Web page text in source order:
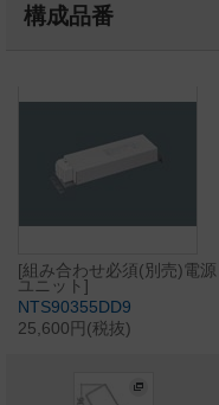
構成品番
[組み合わせ必須(別売)電源
ユニット]
NTS90355DD9
25,600円(税抜)